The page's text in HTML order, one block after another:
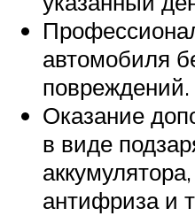
автомобиля
повреждений.
Оказание
в виде
антифриза и